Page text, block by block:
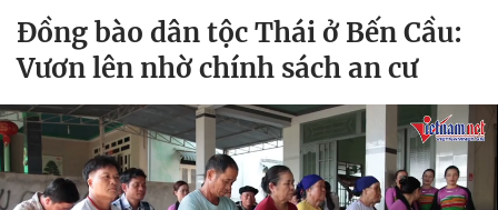
Đồng bào dân tộc Thái ở Bến Cầu:
Vươn lên nhờ chính sách an cư